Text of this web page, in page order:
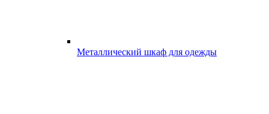
Металлический шкаф для одежды